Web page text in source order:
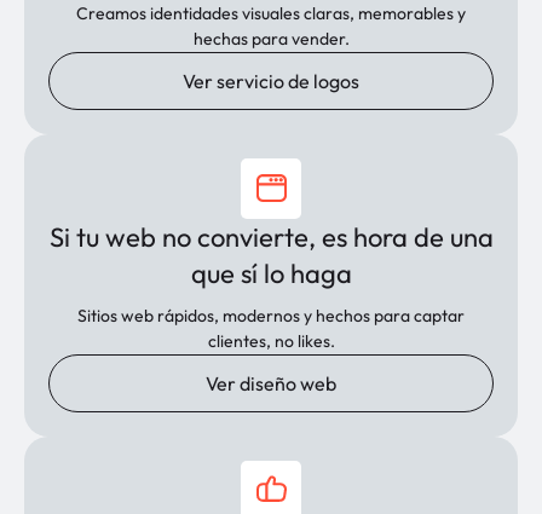
Creamos identidades visuales claras, memorables y
hechas para vender.
Ver servicio de logos
Si tu web no convierte, es hora de una
que sí lo haga
Sitios web rápidos, modernos y hechos para captar
clientes, no likes.
Ver diseño web